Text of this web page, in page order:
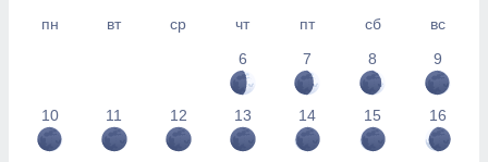
пн вт ср чт пт сб
вс
6
7 8 9
10 11 12 13 14 15 16